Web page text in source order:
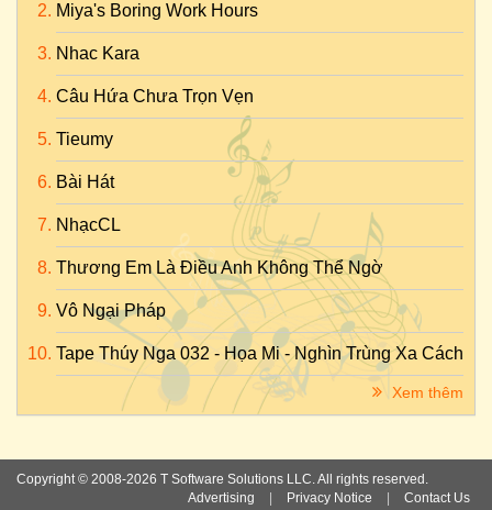
Miya's Boring Work Hours
Nhac Kara
Câu Hứa Chưa Trọn Vẹn
Tieumy
Bài Hát
NhạcCL
Thương Em Là Điều Anh Không Thể Ngờ
Vô Ngại Pháp
Tape Thúy Nga 032 - Họa Mi - Nghìn Trùng Xa Cách
Xem thêm
Copyright © 2008-2026 T Software Solutions LLC. All rights reserved.
Advertising
Privacy Notice Contact Us